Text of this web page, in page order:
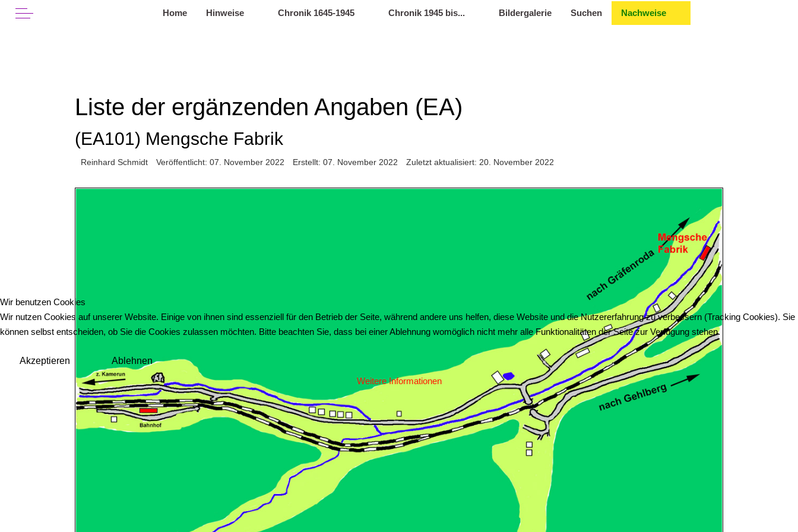
Off-Canvas Toggle Home Hinweise Chronik 1645-1945 Chronik 1945 bis... Bildergalerie Suchen Nachweise
Liste der ergänzenden Angaben (EA)
(EA101) Mengsche Fabrik
Reinhard Schmidt Veröffentlicht: 07. November 2022 Erstellt: 07. November 2022 Zuletzt aktualisiert: 20. November 2022
Wir benutzen Cookies
Wir nutzen Cookies auf unserer Website. Einige von ihnen sind essenziell für den Betrieb der Seite, während andere uns helfen, diese Website und die Nutzererfahrung zu verbessern (Tracking Cookies). Sie
können selbst entscheiden, ob Sie die Cookies zulassen möchten. Bitte beachten Sie, dass bei einer Ablehnung womöglich nicht mehr alle Funktionalitäten der Seite zur Verfügung stehen.
Akzeptieren
Ablehnen
Weitere Informationen